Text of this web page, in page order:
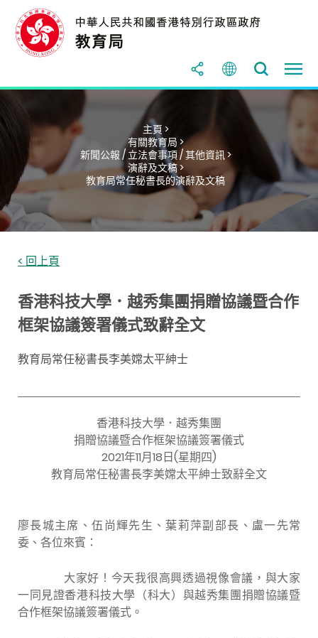
主頁 >
有關教育局 >
新聞公報 / 立法會事項 / 其他資訊 >
演辭及文稿 >
教育局常任秘書長的演辭及文稿
< 回上頁
香港科技大學．越秀集團捐贈協議暨合作
框架協議簽署儀式致辭全文
教育局常任秘書長李美嫦太平紳士
香港科技大學．越秀集團
捐贈協議暨合作框架協議簽署儀式
2021年11月18日(星期四)
教育局常任秘書長李美嫦太平紳士致辭全文
廖長城主席、伍尚輝先生、葉莉萍副部長、盧一先常
委、各位來賓：
大家好！今天我很高興透過視像會議，與大家
一同見證香港科技大學（科大）與越秀集團捐贈協議暨
合作框架協議簽署儀式。